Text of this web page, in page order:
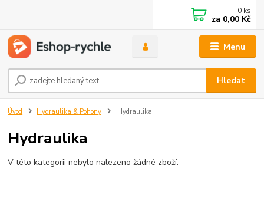
Menu
Hledat
0 ks
za 0,00 Kč
Úvod Hydraulika & Pohony Hydraulika
Hydraulika
V této kategorii nebylo nalezeno žádné zboží.